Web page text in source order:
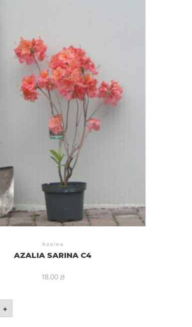
Azalea
AZALIA SARINA C4
18.00 zł
+